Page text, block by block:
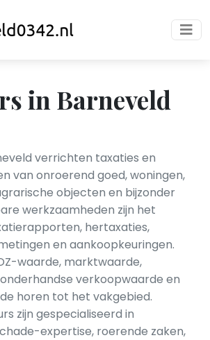
in Barneveld
verrichten taxaties en
van onroerend goed, woningen,
objecten en bijzonder
werkzaamheden zijn het
hertaxaties,
en aankoopkeuringen.
waarde, marktwaarde,
verkoopwaarde en
horen tot het vakgebied.
zijn gespecialiseerd in
expertise, roerende zaken,